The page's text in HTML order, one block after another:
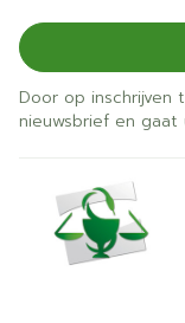
Door op inschrijven
nieuwsbrief en